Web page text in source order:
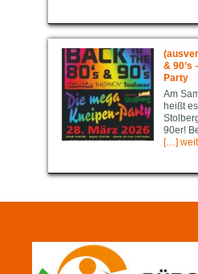
& 90’s
Party
Am
heißt
90er!
[…]